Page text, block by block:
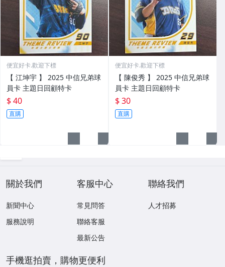
便宜好卡.歡迎下標
【 江坤宇 】 2025 中信兄弟球
員卡 主題日回顧特卡
$ 40
直購
便宜好卡.歡迎下標
【 陳俊秀 】 2025 中信兄弟球
員卡 主題日回顧特卡
$ 30
直購
關於我們
新聞中心
服務說明
客服中心
常見問答
聯絡客服
最新公告
聯絡我們
人才招募
手機逛拍賣，購物更便利